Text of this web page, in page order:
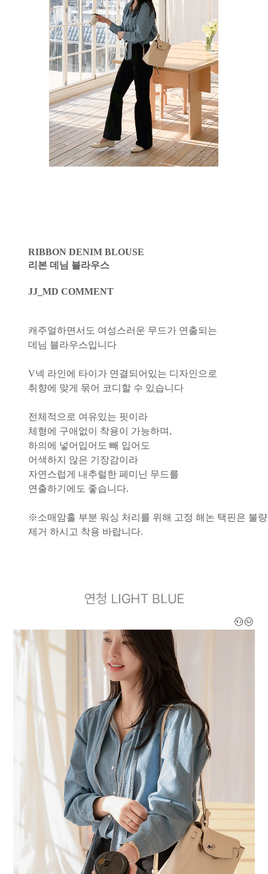
RIBBON DENIM BLOUSE
리본 데님 블라우스
JJ_MD COMMENT
캐주얼하면서도 여성스러운 무드가 연출되는
데님 블라우스입니다
V넥 라인에 타이가 연결되어있는 디자인으로
취향에 맞게 묶어 코디할 수 있습니다
전체적으로 여유있는 핏이라
체형에 구애없이 착용이 가능하며,
하의에 넣어입어도 빼 입어도
어색하지 않은 기장감이라
자연스럽게 내추럴한 페미닌 무드를
연출하기에도 좋습니다.
※소매암홀 부분 워싱 처리를 위해 고정 해논 택핀은 불
제거 하시고 착용 바랍니다.